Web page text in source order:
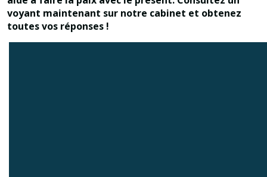
voyant maintenant sur notre cabinet et obtenez
toutes vos réponses !